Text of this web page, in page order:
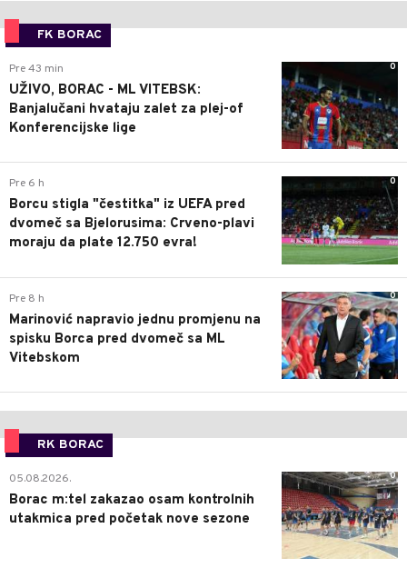
FK BORAC
0
Pre 43 min
UŽIVO, BORAC - ML VITEBSK:
Banjalučani hvataju zalet za plej-of
Konferencijske lige
0
Pre 6 h
Borcu stigla "čestitka" iz UEFA pred
dvomeč sa Bjelorusima: Crveno-plavi
moraju da plate 12.750 evra!
0
Pre 8 h
Marinović napravio jednu promjenu na
spisku Borca pred dvomeč sa ML
Vitebskom
RK BORAC
0
05.08.2026.
Borac m:tel zakazao osam kontrolnih
utakmica pred početak nove sezone